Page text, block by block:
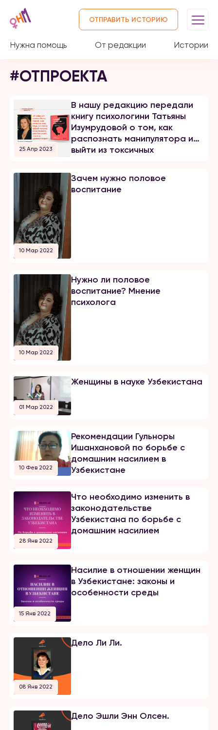
Нужна помощь От редакции Истории
ОТПРАВИТЬ ИСТОРИЮ
#ОТПРОЕКТА
25 Апр 2023
В нашу редакцию передали
книгу психологини Татьяны
Изумрудовой о том, как
распознать манипулятора и
выйти из токсичных
Худайбергенова прочла книгу
и составила своё мнение
10 Мар 2022
Зачем нужно половое
воспитание
10 Мар 2022
Нужно ли половое
воспитание? Мнение
психолога
01 Мар 2022
Женщины в науке Узбекистана
10 Фев 2022
Рекомендации Гульноры
Ишанхановой по борьбе с
домашним насилием в
Узбекистане
28 Янв 2022
Что необходимо изменить в
законодательстве
Узбекистана по борьбе с
домашним насилием
15 Янв 2022
Насилие в отношении женщин
в Узбекистане: законы и
особенности среды
08 Янв 2022
Дело Ли Ли.
Дело Эшли Энн Олсен.